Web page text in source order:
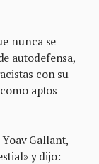
nunca se
autodefensa,
con su
aptos
Gallant,
y dijo: